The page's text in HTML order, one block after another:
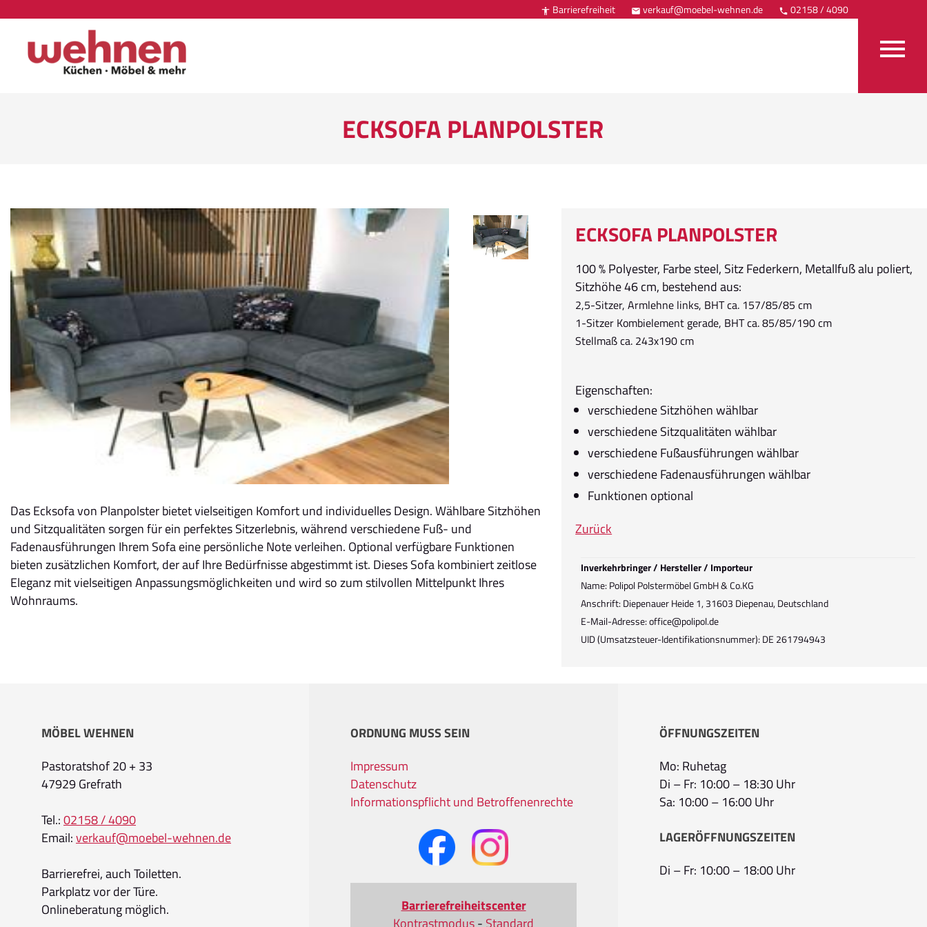
 Barrierefreiheit  verkauf@moebel-wehnen.de  02158 / 4090
ECKSOFA PLANPOLSTER
Das Ecksofa von Planpolster bietet vielseitigen Komfort und individuelles Design. Wählbare Sitzhöhen
und Sitzqualitäten sorgen für ein perfektes Sitzerlebnis, während verschiedene Fuß- und
Fadenausführungen Ihrem Sofa eine persönliche Note verleihen. Optional verfügbare Funktionen
bieten zusätzlichen Komfort, der auf Ihre Bedürfnisse abgestimmt ist. Dieses Sofa kombiniert zeitlose
Eleganz mit vielseitigen Anpassungsmöglichkeiten und wird so zum stilvollen Mittelpunkt Ihres
Wohnraums.
ECKSOFA PLANPOLSTER
100 % Polyester, Farbe steel, Sitz Federkern, Metallfuß alu poliert,
Sitzhöhe 46 cm, bestehend aus:
2,5-Sitzer, Armlehne links, BHT ca. 157/85/85 cm
1-Sitzer Kombielement gerade, BHT ca. 85/85/190 cm
Stellmaß ca. 243x190 cm
Eigenschaften:
verschiedene Sitzhöhen wählbar
verschiedene Sitzqualitäten wählbar
verschiedene Fußausführungen wählbar
verschiedene Fadenausführungen wählbar
Funktionen optional
Zurück
Inverkehrbringer / Hersteller / Importeur
Name: Polipol Polstermöbel GmbH & Co.KG
Anschrift: Diepenauer Heide 1, 31603 Diepenau, Deutschland
E-Mail-Adresse: office@polipol.de
UID (Umsatzsteuer-Identifikationsnummer): DE 261794943
MÖBEL WEHNEN
Pastoratshof 20 + 33
47929 Grefrath
Tel.:02158 / 4090
Email:verkauf@moebel-wehnen.de
Barrierefrei, auch Toiletten.
Parkplatz vor der Türe.
Onlineberatung möglich.
ORDNUNG MUSS SEIN
Impressum
Datenschutz
Informationspflicht und Betroffenenrechte
Barrierefreiheitscenter
Kontrastmodus- Standard
ÖFFNUNGSZEITEN
Mo: Ruhetag
Di – Fr: 10:00 – 18:30 Uhr
Sa: 10:00 – 16:00 Uhr
LAGERÖFFNUNGSZEITEN
Di – Fr: 10:00 – 18:00 Uhr